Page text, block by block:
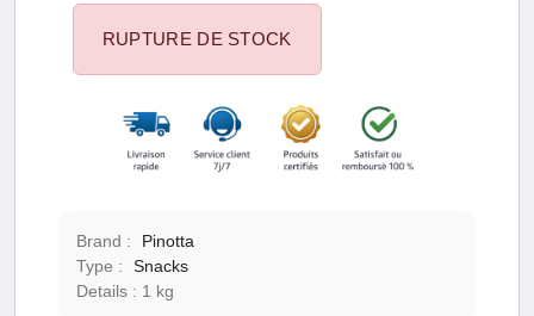
16g de glucides et 49g de lipides, ainsi qu'une gamme
étendue de vitamines et minéraux essentiels pour une
RUPTURE DE STOCK
Brand :
Pinotta
Type :
Snacks
Details :
1 kg